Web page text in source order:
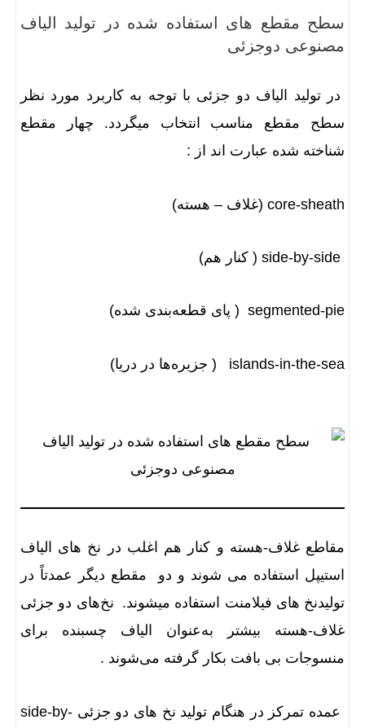
سطح مقطع های استفاده شده در تولید الیاف
مصنوعی دوجزئی
در تولید الیاف دو جزئی با توجه به کاربرد مورد نظر
سطح مقطع مناسب انتخاب میگردد. چهار مقطع
شناخته‌ شده عبارت اند از :
core-sheath (غلاف – هسته)
segmented-pie ( پای قطعه‌بندی شده)
islands-in-the-sea ( جزیره‌ها در دریا)
مقاطع غلاف-هسته و کنار هم اغلب در نخ های الیاف
استیپل استفاده می شوند و دو مقطع دیگر عمدتاً در
تولیدنخ های فیلامنت استفاده میشوند. نخ‌های دو جزئی
غلاف-هسته بیشتر به‌عنوان الیاف چسبنده برای
منسوجات بی بافت بکار گرفته می‌شوند .
عمده تمرکز در هنگام تولید نخ‌ های دو جزئی side-by-